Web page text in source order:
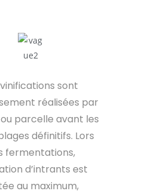
sont
réalisées par
parcelle avant les
définitifs. Lors
fermentations,
d’intrants est
au maximum,